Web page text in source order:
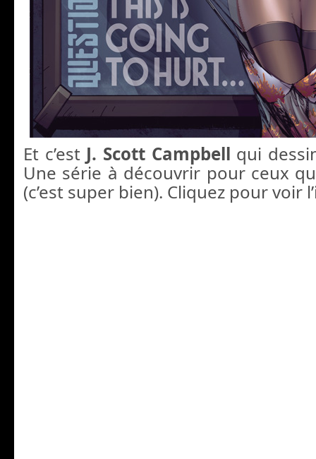
Et c’est J. Scott Campbell qui
Une série à découvrir pour ceux
(c’est super bien). Cliquez pour voir